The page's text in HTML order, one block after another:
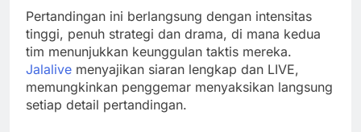
Pertandingan ini berlangsung dengan intensitas
tinggi, penuh strategi dan drama, di mana kedua
tim menunjukkan keunggulan taktis mereka.
Jalalive menyajikan siaran lengkap dan LIVE,
memungkinkan penggemar menyaksikan langsung
setiap detail pertandingan.